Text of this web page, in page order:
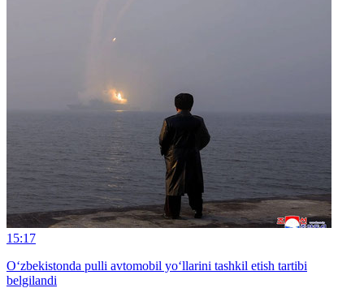
15:17
O‘zbekistonda pulli avtomobil yo‘llarini tashkil etish tartibi
belgilandi